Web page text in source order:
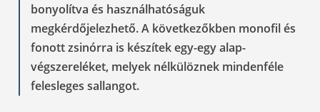
bonyolítva és használhatóságuk
megkérdőjelezhető. A következőkben monofil és
fonott zsinórra is készítek egy-egy alap-
végszereléket, melyek nélkülöznek mindenféle
felesleges sallangot.